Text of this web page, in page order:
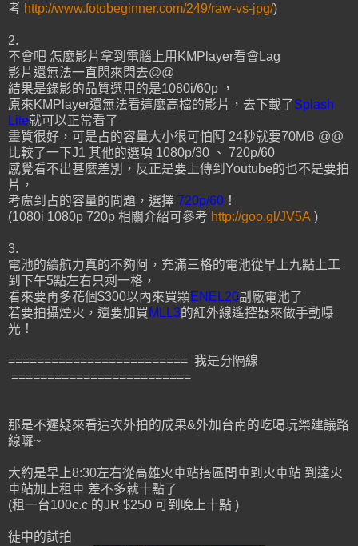
考 http://www.fotobeginner.com/249/raw-vs-jpg/)
2.
不會吧 怎麼影片拿到電腦上用KMPlayer看會Lag
影片還無法一直閃來閃去@@
結果是錄影的品質選用的是1080i/60p ，
原來KMPlayer還無法看這麼高檔的影片，去下載了Splash
Lite就可以正常看了
畫質很好，可是占的容量大小很可怕阿 24秒就要70MB @@
比較了一下J1 其他的選項 1080p/30 、 720p/60
感覺看不出甚麼差別，反正是要上傳到Youtube的也不是要拍
片，
考慮到占的容量的問題，選擇 720p/60 ！
(1080i 1080p 720p 相關介紹可參考 http://goo.gl/JV5A )
3.
電池的續航力真的不夠阿，充滿三格的電池從早上九點上工
到下午5點左右只剩一格，
看來要再多花個$300以內來買顆ENEL20副廠電池了
若要拍攝煙火，還要加買 MLL3的紅外線遙控器來做手動曝
光！
========================= 我是分隔線
=========================
那是不遲疑來看這次外拍的成果&外加台南的吃喝玩樂建議路
線囉~
大約是早上8:30左右從高雄火車站搭區間車到火車站 到達火
車站加上租車 差不多就十點了
(租一台100c.c 的JR $250 可到晚上十點 )
徒中的試拍